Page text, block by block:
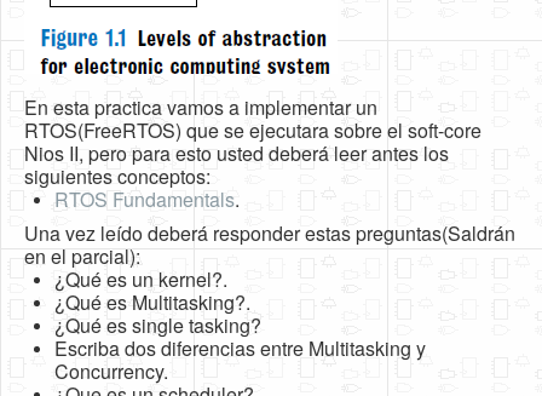
En esta practica vamos a implementar un
RTOS(FreeRTOS) que se ejecutara sobre el soft-core
Nios II, pero para esto usted deberá leer antes los
siguientes conceptos:
RTOS Fundamentals.
Una vez leído deberá responder estas preguntas(Saldrán
en el parcial):
¿Qué es un kernel?.
¿Qué es Multitasking?.
¿Qué es single tasking?
Escriba dos diferencias entre Multitasking y
Concurrency.